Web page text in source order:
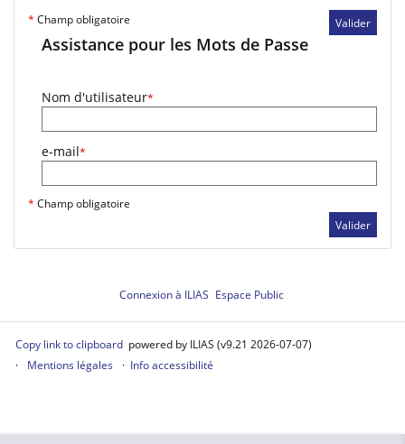
Valider
* Champ obligatoire
Assistance pour les Mots de Passe
Nom d'utilisateur*
e-mail*
* Champ obligatoire
Valider
Connexion à ILIAS Espace Public
Copy link to clipboard powered by ILIAS (v9.21 2026-07-07)
Mentions légales
Info accessibilité